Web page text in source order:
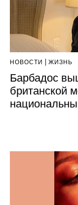
НОВОСТИ ЖИЗНЬ
Барбадос
британской